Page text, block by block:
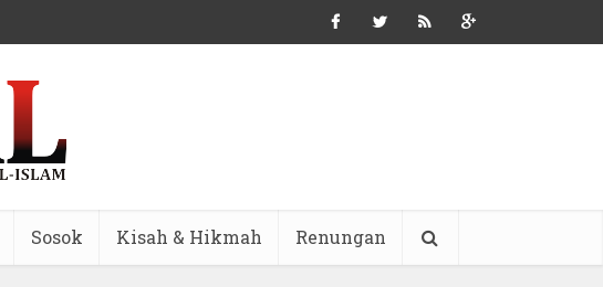
Sosok Kisah & Hikmah Renungan